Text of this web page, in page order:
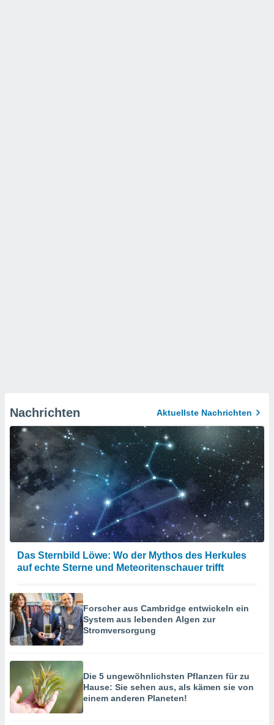
Nachrichten Aktuellste Nachrichten
Das Sternbild Löwe: Wo der Mythos des Herkules
auf echte Sterne und Meteoritenschauer trifft
Forscher aus Cambridge entwickeln ein
System aus lebenden Algen zur
Stromversorgung
Die 5 ungewöhnlichsten Pflanzen für zu
Hause: Sie sehen aus, als kämen sie von
einem anderen Planeten!